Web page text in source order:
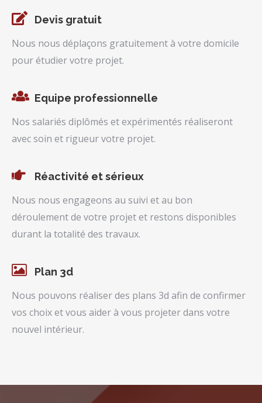
Devis gratuit
Nous nous déplaçons gratuitement à votre domicile
pour étudier votre projet.
Equipe professionnelle
Nos salariés diplômés et expérimentés réaliseront
avec soin et rigueur votre projet.
Réactivité et sérieux
Nous nous engageons au suivi et au bon
déroulement de votre projet et restons disponibles
durant la totalité des travaux.
Plan 3d
Nous pouvons réaliser des plans 3d afin de confirmer
vos choix et vous aider à vous projeter dans votre
nouvel intérieur.